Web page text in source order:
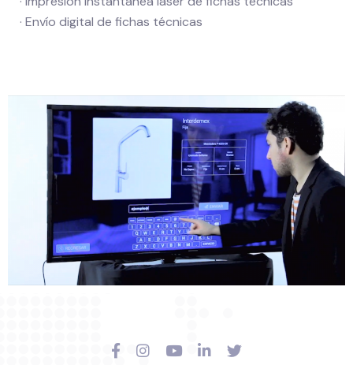
· Envío digital de fichas técnicas